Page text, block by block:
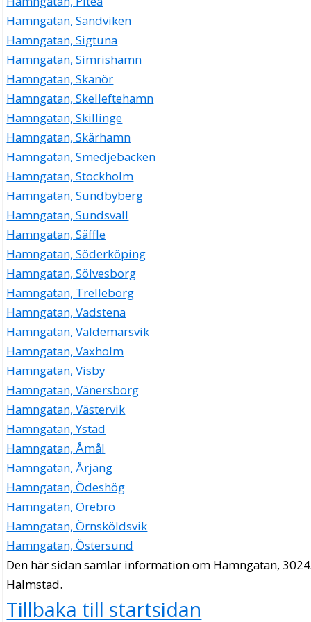
035-109270
Hamngatan 43, 30243 Halmstad
Allergimottagningen i Halmstad AB
Thomas Peter Mikael Brodendal
035-212278
Hamngatan 51, 30243 Halmstad
Hamngatan, Sandviken
Hamngatan, Sigtuna
Hamngatan, Simrishamn
Hamngatan, Skanör
Hamngatan, Skelleftehamn
Hamngatan, Skillinge
Hamngatan, Skärhamn
Hamngatan, Smedjebacken
Hamngatan, Stockholm
Hamngatan, Sundbyberg
Hamngatan, Sundsvall
Hamngatan, Säffle
Hamngatan, Söderköping
Hamngatan, Sölvesborg
Hamngatan, Trelleborg
Hamngatan, Vadstena
Hamngatan, Valdemarsvik
Hamngatan, Vaxholm
Hamngatan, Visby
Hamngatan, Vänersborg
Hamngatan, Västervik
Hamngatan, Ystad
Hamngatan, Åmål
Hamngatan, Årjäng
Hamngatan, Ödeshög
Hamngatan, Örebro
Hamngatan, Örnsköldsvik
Hamngatan, Östersund
Den här sidan samlar information om Hamngatan,
Halmstad.
Tillbaka till startsidan